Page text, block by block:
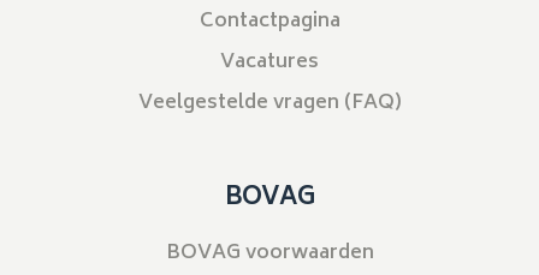
Contactpagina
Vacatures
Veelgestelde vragen (FAQ)
BOVAG
BOVAG voorwaarden